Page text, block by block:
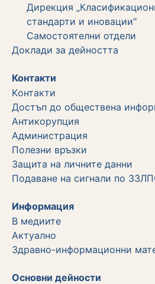
Дирекция
стандарти и иновации"
Самостоятелни отдели
Дoклади за дейността
Контакти
Kонтакти
Достъп до обществена
Aнтикорупция
Администрация
Полезни връзки
Защита на личните данни
Подаване на сигнали по
Информация
В медиите
Актуално
Здравно-информационни
Основни дейности